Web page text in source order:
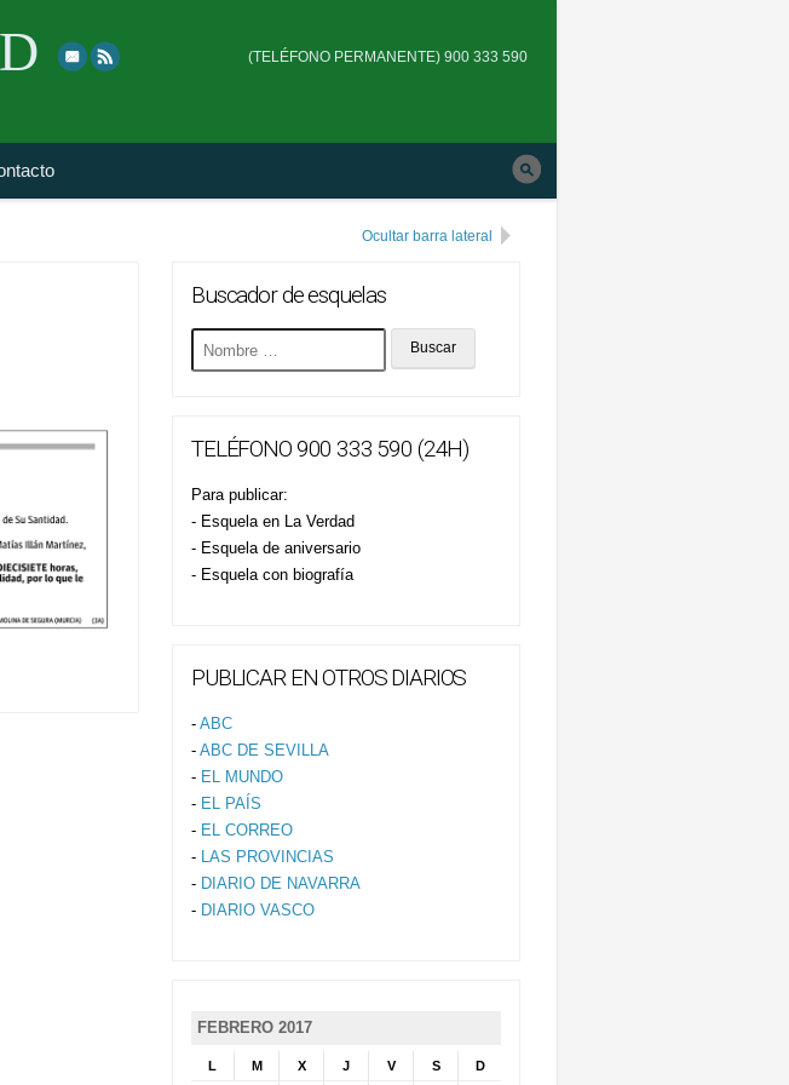
to
top
main
(TELÉFONO PERMANENTE) 900 333 590
Ocultar barra lateral
Buscador de esquelas
Buscar
esquela
TELÉFONO 900 333 590 (24H)
Para publicar:
- Esquela en La Verdad
- Esquela de aniversario
- Esquela con biografía
PUBLICAR EN OTROS DIARIOS
- ABC
- ABC DE SEVILLA
- EL MUNDO
- EL PAÍS
- EL CORREO
- LAS PROVINCIAS
- DIARIO DE NAVARRA
- DIARIO VASCO
FEBRERO 2017
L M X J V S D